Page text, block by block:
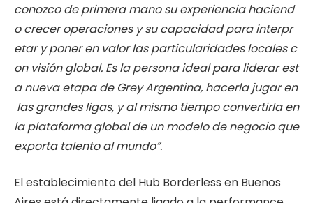
conozco de primera mano su experiencia haciend
o crecer operaciones y su capacidad para interpr
etar y poner en valor las particularidades locales c
on visión global. Es la persona ideal para liderar est
a nueva etapa de GreyArgentina, hacerla jugar en
las grandes ligas, y al mismo tiempo convertirla en
la plataforma global de un modelo de negocio que
exporta talento al mundo”.
El establecimiento del Hub Borderless en Buenos